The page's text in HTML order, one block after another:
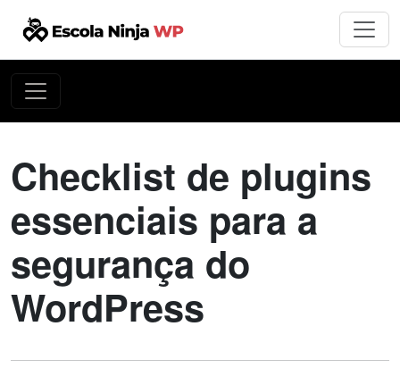
Checklist de plugins
essenciais para a
segurança do
WordPress